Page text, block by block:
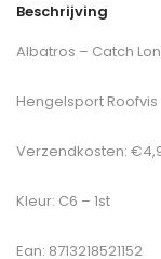
Beschrijving
Albatros – Catch
Hengelsport Roofvis
Verzendkosten:
Kleur: C6 – 1st
Ean: 8713218521152